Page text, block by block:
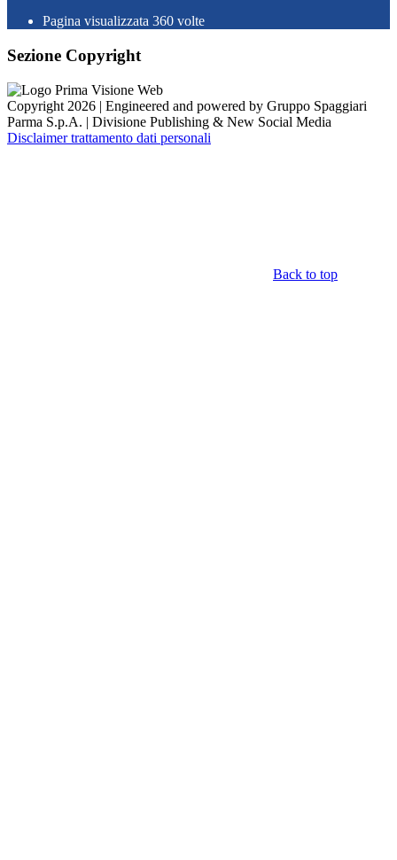
Pagina visualizzata 360 volte
Sezione Copyright
Copyright 2026 | Engineered and powered by Gruppo Spaggiari
Parma S.p.A. | Divisione Publishing & New Social Media
Disclaimer trattamento dati personali
Back to top